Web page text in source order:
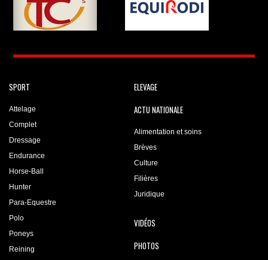
SPORT
Attelage
Complet
Dressage
Endurance
Horse-Ball
Hunter
Para-Equestre
Polo
Poneys
Reining
ELEVAGE
ACTU NATIONALE
Alimentation et soins
Brèves
Culture
Filières
Juridique
VIDÉOS
PHOTOS